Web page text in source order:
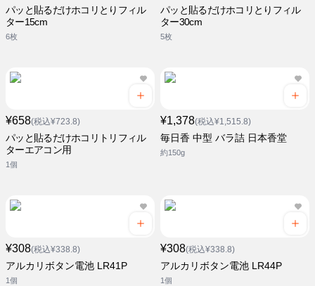
パッと貼るだけホコリとりフィル
ター15cm
6枚
パッと貼るだけホコリとりフィル
ター30cm
5枚
¥658(税込¥723.8)
パッと貼るだけホコリトリフィル
ターエアコン用
1個
¥1,378(税込¥1,515.8)
毎日香 中型 バラ詰 日本香堂
約150g
¥308(税込¥338.8)
アルカリボタン電池 LR41P
1個
¥308(税込¥338.8)
アルカリボタン電池 LR44P
1個